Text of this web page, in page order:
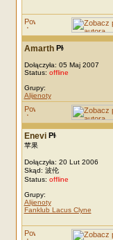
Amarth
Dołączyła: 05 Maj 2007
Status: offline
Grupy:
Alijenoty
Enevi
苹果
Dołączyła: 20 Lut 2006
Skąd: 波伦
Status: offline
Grupy:
Alijenoty
Fanklub Lacus Clyne